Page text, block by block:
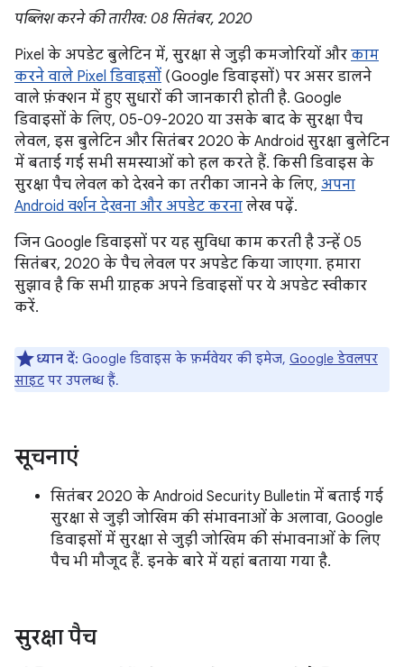
पब्लिश करने की तारीख: 08 सितंबर, 2020
Pixel के अपडेट बुलेटिन में, सुरक्षा से जुड़ी कमजोरियों और काम
करने वाले Pixel डिवाइसों (Google डिवाइसों) पर असर डालने
वाले फ़ंक्शन में हुए सुधारों की जानकारी होती है. Google
डिवाइसों के लिए, 05-09-2020 या उसके बाद के सुरक्षा पैच
लेवल, इस बुलेटिन और सितंबर 2020 के Android सुरक्षा बुलेटिन
में बताई गई सभी समस्याओं को हल करते हैं. किसी डिवाइस के
सुरक्षा पैच लेवल को देखने का तरीका जानने के लिए, अपना
Android वर्शन देखना और अपडेट करना लेख पढ़ें.
जिन Google डिवाइसों पर यह सुविधा काम करती है उन्हें 05
सितंबर, 2020 के पैच लेवल पर अपडेट किया जाएगा. हमारा
सुझाव है कि सभी ग्राहक अपने डिवाइसों पर ये अपडेट स्वीकार
करें.
ध्यान दें: Google डिवाइस के फ़र्मवेयर की इमेज, Google डेवलपर
साइट पर उपलब्ध हैं.
सूचनाएं
सितंबर 2020 के Android Security Bulletin में बताई गई
सुरक्षा से जुड़ी जोखिम की संभावनाओं के अलावा, Google
डिवाइसों में सुरक्षा से जुड़ी जोखिम की संभावनाओं के लिए
पैच भी मौजूद हैं. इनके बारे में यहां बताया गया है.
सुरक्षा पैच